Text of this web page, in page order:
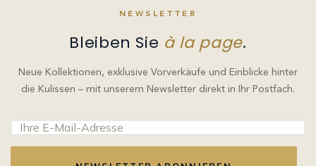
NEWSLETTER
Bleiben Sie à la page.
Neue Kollektionen, exklusive Vorverkäufe und Einblicke hinter
die Kulissen – mit unserem Newsletter direkt in Ihr Postfach.